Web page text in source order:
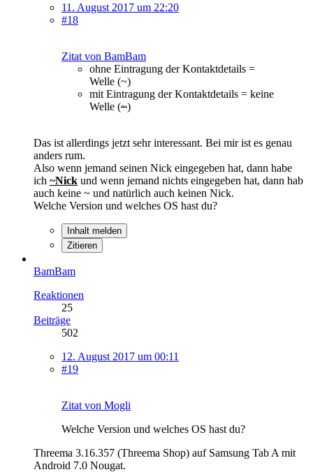
11. August 2017 um 22:20
#18
Zitat von BamBam
ohne Eintragung der Kontaktdetails =
Welle (~)
mit Eintragung der Kontaktdetails = keine
Welle (~)
Das ist allerdings jetzt sehr interessant. Bei mir ist es genau
anders rum.
Also wenn jemand seinen Nick eingegeben hat, dann habe
ich ~Nick und wenn jemand nichts eingegeben hat, dann hab
auch keine ~ und natürlich auch keinen Nick.
Welche Version und welches OS hast du?
Inhalt melden
Zitieren
BamBam
Reaktionen
25
Beiträge
502
12. August 2017 um 00:11
#19
Zitat von Mogli
Welche Version und welches OS hast du?
Threema 3.16.357 (Threema Shop) auf Samsung Tab A mit
Android 7.0 Nougat.